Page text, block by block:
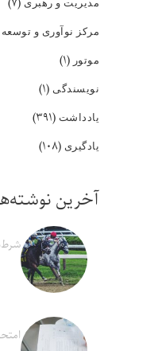
مرکز نوآوری و توسعه
موتور (۱)
نویسندگی (۱)
یادداشت (۳۹۱)
یادگیری (۱۰۸)
آخرین